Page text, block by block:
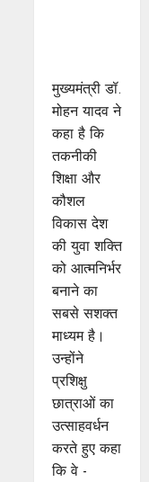
मुख्यमंत्री डॉ.
मोहन यादव ने
कहा है कि
तकनीकी
शिक्षा और
कौशल
विकास देश
की युवा शक्ति
को आत्मनिर्भर
बनाने का
सबसे सशक्त
माध्यम है।
उन्होंने
प्रशिक्षु
छात्राओं का
उत्साहवर्धन
करते हुए कहा
कि वे -